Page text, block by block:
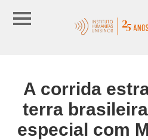
A corrida
terra
especial com